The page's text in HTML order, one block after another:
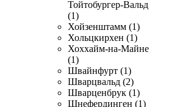
Тойтобургер-Вальд
(1)
Хойзенштамм (1)
Хольцкирхен (1)
Хоххайм-на-Майне
(1)
Швайнфурт (1)
Шварцвальд (2)
Шварценбрук (1)
Шнефердинген (1)